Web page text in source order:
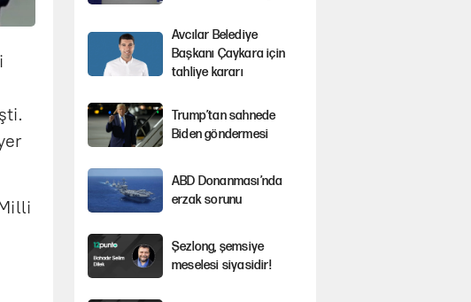
Avcılar Belediye
Başkanı Çaykara için
tahliye kararı
Trump’tan sahnede
Biden göndermesi
ABD Donanması’nda
erzak sorunu
Şezlong, şemsiye
meselesi siyasidir!